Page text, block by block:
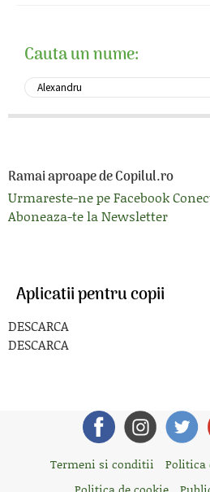
Cauta un nume:
Ramai aproape de Copilul.ro
Urmareste-ne pe Facebook
Aboneaza-te la Newsletter
Aplicatii pentru copii
DESCARCA
DESCARCA
Termeni si conditii
Politica